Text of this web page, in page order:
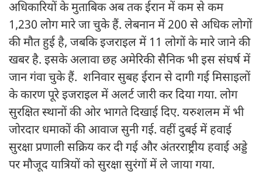
अधिकारियों के मुताबिक अब तक ईरान में कम से कम
1,230 लोग मारे जा चुके हैं. लेबनान में 200 से अधिक लोगों
की मौत हुई है, जबकि इजराइल में 11 लोगों के मारे जाने की
खबर है. इसके अलावा छह अमेरिकी सैनिक भी इस संघर्ष में
जान गंवा चुके हैं. शनिवार सुबह ईरान से दागी गई मिसाइलों
के कारण पूरे इजराइल में अलर्ट जारी कर दिया गया. लोग
सुरक्षित स्थानों की ओर भागते दिखाई दिए. यरुशलम में भी
जोरदार धमाकों की आवाज सुनी गई. वहीं दुबई में हवाई
सुरक्षा प्रणाली सक्रिय कर दी गई और अंतरराष्ट्रीय हवाई अड्डे
पर मौजूद यात्रियों को सुरक्षा सुरंगों में ले जाया गया.